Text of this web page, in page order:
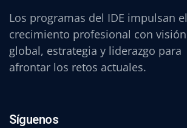
Los programas del IDE impulsan el
crecimiento profesional con visión
global, estrategia y liderazgo para
afrontar los retos actuales.
Síguenos